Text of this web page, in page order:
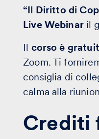
“Il Diritto di
Live Webinaril
Il corso è
Zoom. Ti
consiglia di
calma alla
Crediti